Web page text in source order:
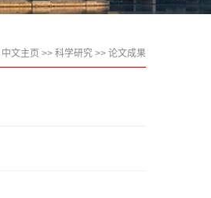
中文主页 >> 科学研究 >> 论文成果